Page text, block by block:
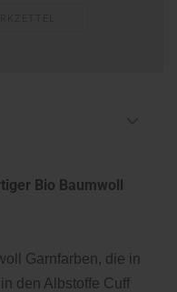
Bio Baumwoll
Garnfarben, die in
den Albstoffe Cuff